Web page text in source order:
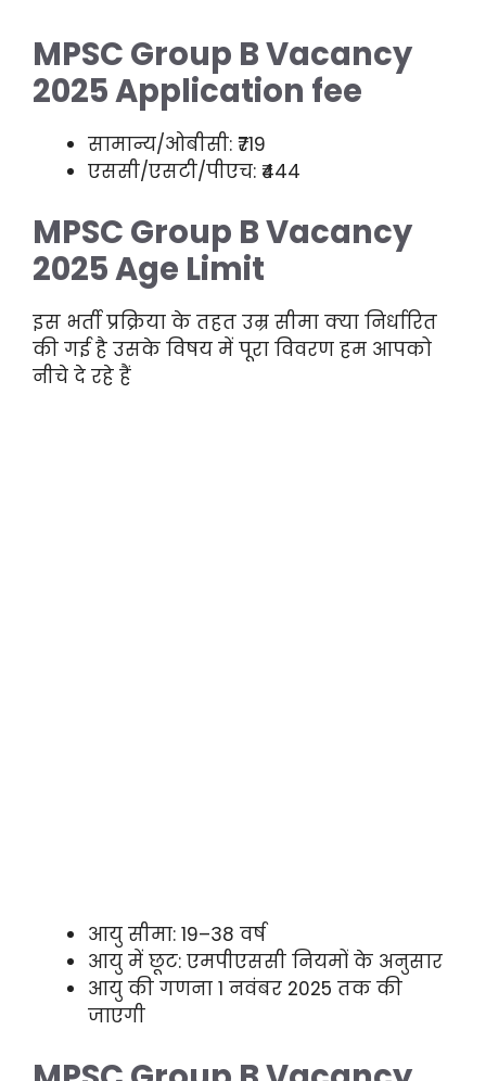
MPSC Group B Vacancy
2025 Application fee
सामान्य/ओबीसी: ₹719
एससी/एसटी/पीएच: ₹444
MPSC Group B Vacancy
2025 Age Limit
इस भर्ती प्रक्रिया के तहत उम्र सीमा क्या निर्धारित
की गई है उसके विषय में पूरा विवरण हम आपको
नीचे दे रहे हैं
आयु सीमा: 19–38 वर्ष
आयु में छूट: एमपीएससी नियमों के अनुसार
आयु की गणना 1 नवंबर 2025 तक की
जाएगी